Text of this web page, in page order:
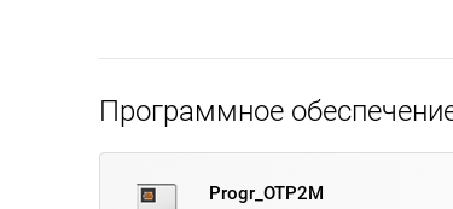
Программное
Progr_OTP2M